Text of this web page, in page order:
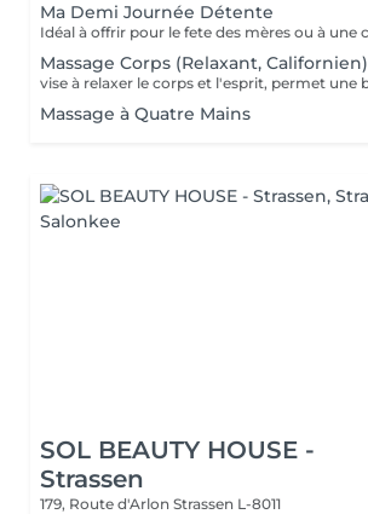
Ma Demi Journée Détente
Massage Corps (Relaxant, Californien)
Massage à Quatre Mains
SOL BEAUTY HOUSE -
Strassen
179, Route d'Arlon Strassen L-8011